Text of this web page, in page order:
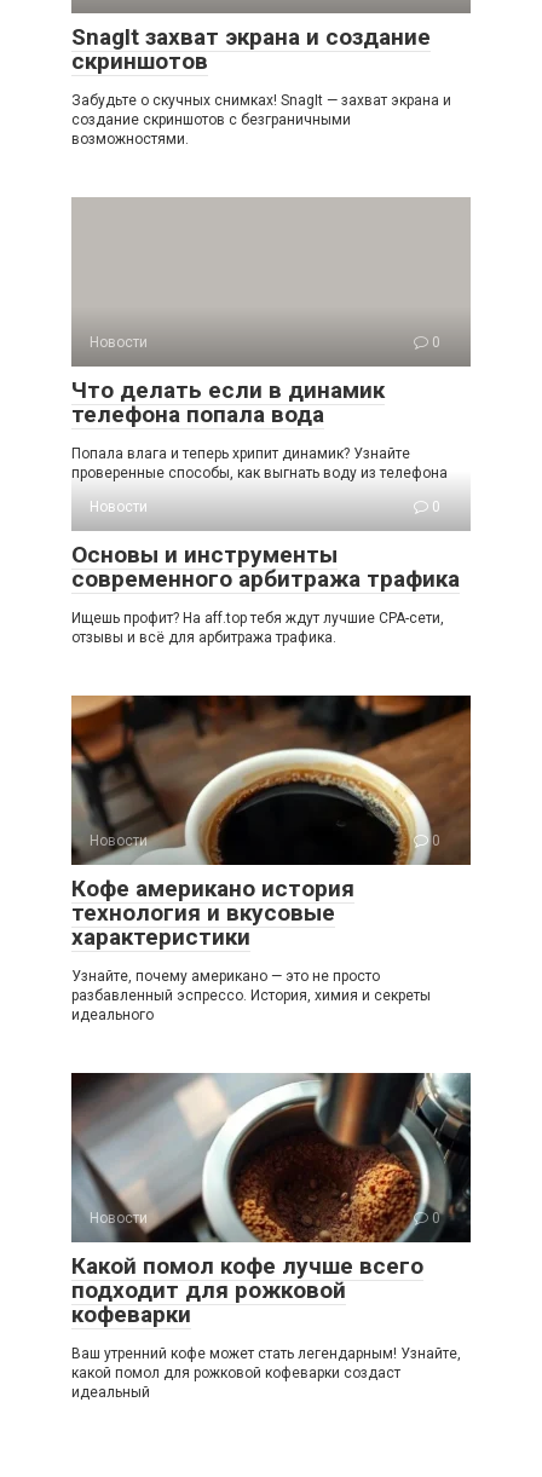
SnagIt захват экрана и создание
скриншотов
Забудьте о скучных снимках! SnagIt — захват экрана и
создание скриншотов с безграничными
возможностями.
Новости 0
Что делать если в динамик
телефона попала вода
Попала влага и теперь хрипит динамик? Узнайте
проверенные способы, как выгнать воду из телефона
Новости
0
Основы и инструменты
современного арбитража трафика
Ищешь профит? На aff.top тебя ждут лучшие CPA-сети,
отзывы и всё для арбитража трафика.
Новости 0
Кофе американо история
технология и вкусовые
характеристики
Узнайте, почему американо — это не просто
разбавленный эспрессо. История, химия и секреты
идеального
Новости 0
Какой помол кофе лучше всего
подходит для рожковой
кофеварки
Ваш утренний кофе может стать легендарным! Узнайте,
какой помол для рожковой кофеварки создаст
идеальный